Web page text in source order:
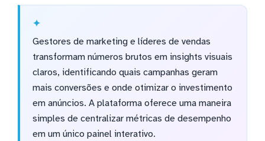
Gestores de marketing e líderes de vendas
transformam números brutos em insights visuais
claros, identificando quais campanhas geram
mais conversões e onde otimizar o investimento
em anúncios. A plataforma oferece uma maneira
simples de centralizar métricas de desempenho
em um único painel interativo.